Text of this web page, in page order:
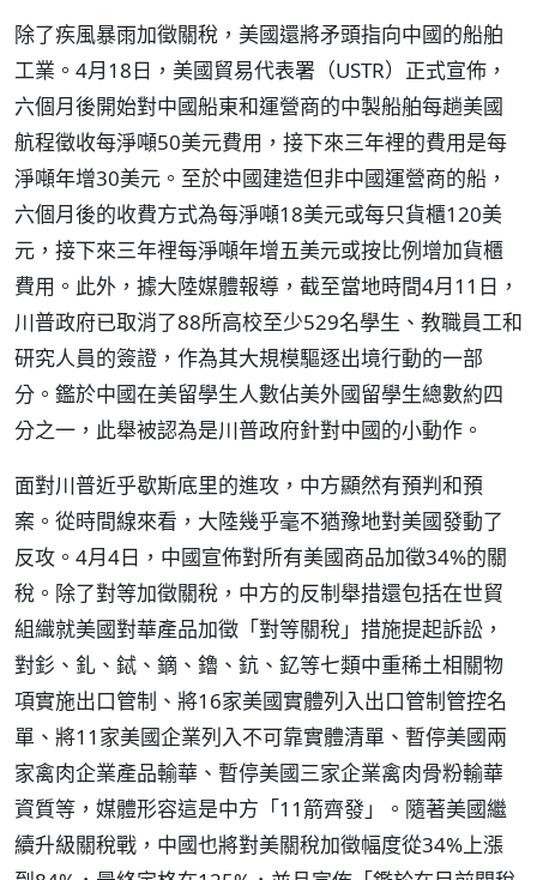
除了疾風暴雨加徵關稅，美國還將矛頭指向中國的船舶
工業。4月18日，美國貿易代表署（USTR）正式宣佈，
六個月後開始對中國船東和運營商的中製船舶每趟美國
航程徵收每淨噸50美元費用，接下來三年裡的費用是每
淨噸年增30美元。至於中國建造但非中國運營商的船，
六個月後的收費方式為每淨噸18美元或每只貨櫃120美
元，接下來三年裡每淨噸年增五美元或按比例增加貨櫃
費用。此外，據大陸媒體報導，截至當地時間4月11日，
川普政府已取消了88所高校至少529名學生、教職員工和
研究人員的簽證，作為其大規模驅逐出境行動的一部
分。鑑於中國在美留學生人數佔美外國留學生總數約四
分之一，此舉被認為是川普政府針對中國的小動作。
面對川普近乎歇斯底里的進攻，中方顯然有預判和預
案。從時間線來看，大陸幾乎毫不猶豫地對美國發動了
反攻。4月4日，中國宣佈對所有美國商品加徵34%的關
稅。除了對等加徵關稅，中方的反制舉措還包括在世貿
組織就美國對華產品加徵「對等關稅」措施提起訴訟，
對釤、釓、鋱、鏑、鑥、鈧、釔等七類中重稀土相關物
項實施出口管制、將16家美國實體列入出口管制管控名
單、將11家美國企業列入不可靠實體清單、暫停美國兩
家禽肉企業產品輸華、暫停美國三家企業禽肉骨粉輸華
資質等，媒體形容這是中方「11箭齊發」。隨著美國繼
續升級關稅戰，中國也將對美關稅加徵幅度從34%上漲